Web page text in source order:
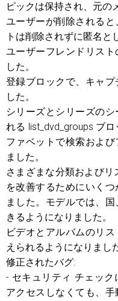
ピックは保持され、元の
ユーザーが削除される
トは削除されずに匿名と
ユーザーフレンドリス
した。
登録ブロックで、キャ
した。
シリーズとシリーズの
れる list_dvd_groups ブ
ファベットで検索およ
ました。
さまざまな分類および
を改善するためにいく
ました。モデルでは、
きるようになりました。
ビデオとアルバムのリ
えられるようになりまし
修正されたバグ:
- セキュリティ チェッ
アクセスしなくても、